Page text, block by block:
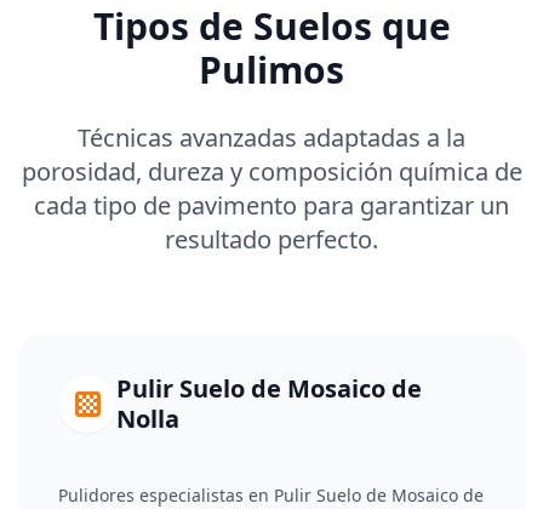
Tipos de Suelos que
Pulimos
Técnicas avanzadas adaptadas a la
porosidad, dureza y composición química de
cada tipo de pavimento para garantizar un
resultado perfecto.
Pulir Suelo de Mosaico de
Nolla
Pulidores especialistas en Pulir Suelo de Mosaico de